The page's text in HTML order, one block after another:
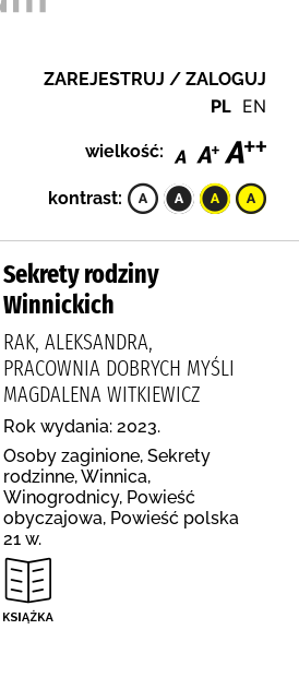
ZAREJESTRUJ / ZALOGUJ
PL EN
wielkość:
kontrast:
Sekrety rodziny
Winnickich
RAK, ALEKSANDRA,
PRACOWNIA DOBRYCH MYŚLI
MAGDALENA WITKIEWICZ
Rok wydania: 2023.
Osoby zaginione, Sekrety
rodzinne, Winnica,
Winogrodnicy, Powieść
obyczajowa, Powieść polska
21 w.